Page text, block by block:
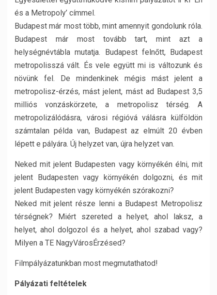
és a Metropoly’ címmel.
Budapest már most több, mint amennyit gondolunk róla.
Budapest már most tovább tart, mint azt a
helységnévtábla mutatja. Budapest felnőtt, Budapest
metropolisszá vált. És vele együtt mi is változunk és
növünk fel. De mindenkinek mégis mást jelent a
metropolisz-érzés, mást jelent, mást ad Budapest 3,5
milliós vonzáskörzete, a metropolisz térség. A
metropolizálódásra, városi régióvá válásra külföldön
számtalan példa van, Budapest az elmúlt 20 évben
lépett e pályára. Új helyzet van, újra helyzet van.
Neked mit jelent Budapesten vagy környékén élni, mit
jelent Budapesten vagy környékén dolgozni, és mit
jelent Budapesten vagy környékén szórakozni?
Neked mit jelent része lenni a Budapest Metropolisz
térségnek? Miért szereted a helyet, ahol laksz, a
helyet, ahol dolgozol és a helyet, ahol szabad vagy?
Milyen a TE NagyVárosÉrzésed?
Filmpályázatunkban most megmutathatod!
Pályázati feltételek